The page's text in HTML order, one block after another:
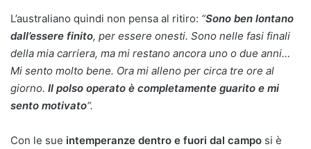
L’australiano quindi non pensa al ritiro: “Sono ben lontano
dall’essere finito, per essere onesti. Sono nelle fasi finali
della mia carriera, ma mi restano ancora uno o due anni…
Mi sento molto bene. Ora mi alleno per circa tre ore al
giorno. Il polso operato è completamente guarito e mi
sento motivato“.
Con le sue intemperanze dentro e fuori dal campo si è